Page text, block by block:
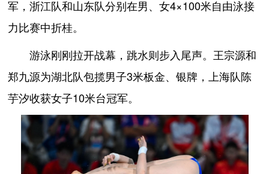
军，浙江队和山东队分别在男、女4×100米自由泳接
力比赛中折桂。
游泳刚刚拉开战幕，跳水则步入尾声。王宗源和
郑九源为湖北队包揽男子3米板金、银牌，上海队陈
芋汐收获女子10米台冠军。